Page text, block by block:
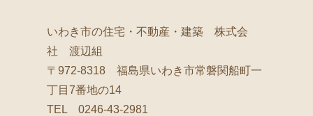
ユースエール認定企業とは
若者の採用・育成に力を入れており、若者が働きやすい環境を整
えている中小企業を、厚生労働大臣が認定する制度です。
いわき市の住宅・不動産・建築 株式会
社 渡辺組
〒972-8318 福島県いわき市常磐関船町一
丁目7番地の14
TEL 0246-43-2981